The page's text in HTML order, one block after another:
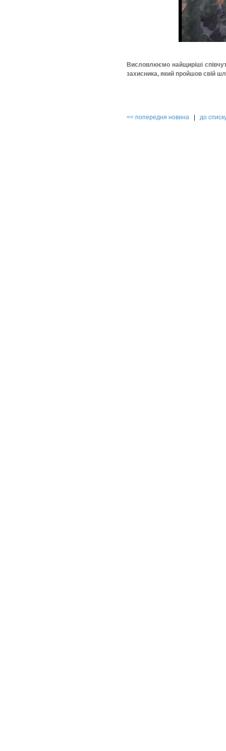
Висловлюємо найщиріші
захисника, який пройшов свій
<< попередня новина до